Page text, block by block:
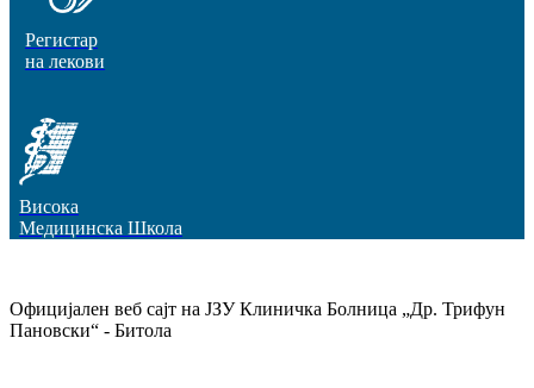
Регистар
на лекови
Висока
Медицинска Школа
Официјален веб сајт на ЈЗУ Клиничка Болница „Др. Трифун
Пановски“ - Битола